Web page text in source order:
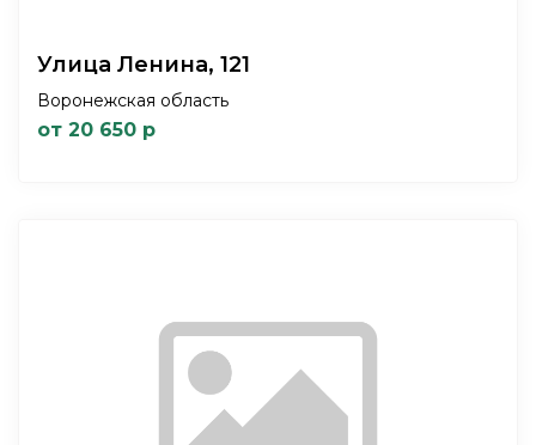
Улица Ленина, 121
Воронежская область
от 20 650 р